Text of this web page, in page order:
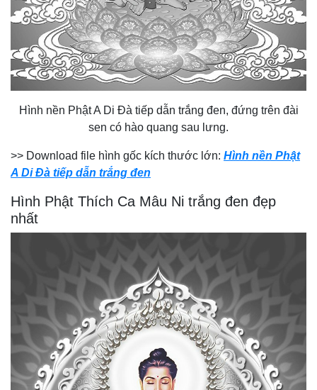
Hình nền Phật A Di Đà tiếp dẫn trắng đen, đứng trên đài
sen có hào quang sau lưng.
>> Download file hình gốc kích thước lớn: Hình nền Phật
A Di Đà tiếp dẫn trắng đen
Hình Phật Thích Ca Mâu Ni trắng đen đẹp
nhất